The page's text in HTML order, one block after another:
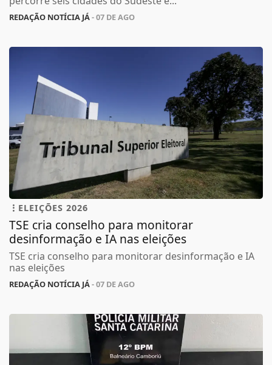
REDAÇÃO NOTÍCIA JÁ- 07 DE AGO
ELEIÇÕES 2026
TSE cria conselho para monitorar
desinformação e IA nas eleições
TSE cria conselho para monitorar desinformação e IA
nas eleições
REDAÇÃO NOTÍCIA JÁ- 07 DE AGO